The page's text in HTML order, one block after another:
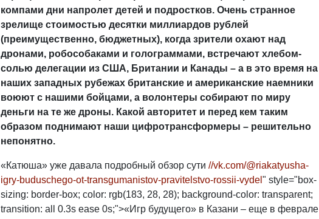
компами дни напролет детей и подростков. Очень странное
зрелище стоимостью десятки миллиардов рублей
(преимущественно, бюджетных), когда зрители охают над
дронами, робособаками и голограммами, встречают хлебом-
солью делегации из США, Британии и Канады – а в это время на
наших западных рубежах британские и американские наемники
воюют с нашими бойцами, а волонтеры собирают по миру
деньги на те же дроны. Какой авторитет и перед кем таким
образом поднимают наши цифротрансформеры – решительно
непонятно.
«Катюша» уже давала подробный обзор сути //vk.com/@riakatyusha-
igry-buduschego-ot-transgumanistov-pravitelstvo-rossii-vydel " style="box-
sizing: border-box; color: rgb(183, 28, 28); background-color: transparent;
transition: all 0.3s ease 0s;">«Игр будущего» в Казани – еще в феврале